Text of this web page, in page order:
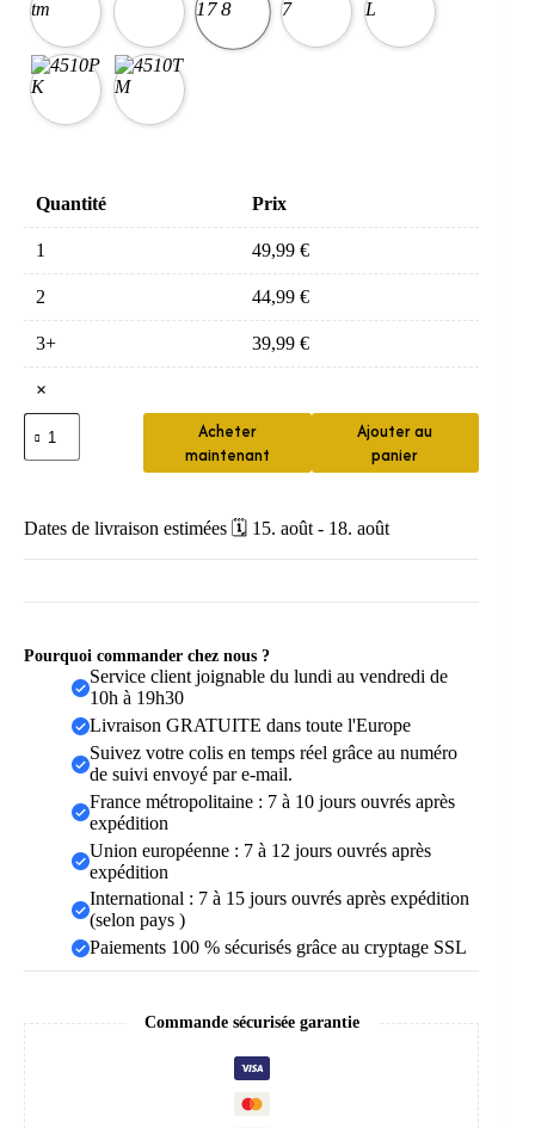
Quantité Prix
1 49,99 €
2 44,99 €
3+ 39,99 €
×
quantité
de
Brosse
B
Complete
Acheter
maintenant
Ajouter au
panier
Dates de livraison estimées 🗓️ 15. août - 18. août
Pourquoi commander chez nous ?
Service client joignable du lundi au vendredi de
10h à 19h30
Livraison GRATUITE dans toute l'Europe
Suivez votre colis en temps réel grâce au numéro
de suivi envoyé par e-mail.
France métropolitaine : 7 à 10 jours ouvrés après
expédition
Union européenne : 7 à 12 jours ouvrés après
expédition
International : 7 à 15 jours ouvrés après expédition
(selon pays )
Paiements 100 % sécurisés grâce au cryptage SSL
Commande sécurisée garantie